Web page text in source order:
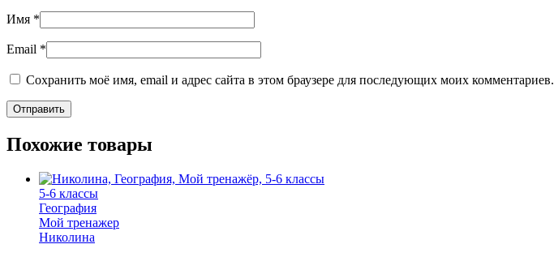
Имя *
Email *
Сохранить моё имя, email и адрес сайта в этом браузере для последующих моих комментариев.
Похожие товары
5-6 классы
География
Мой тренажер
Николина